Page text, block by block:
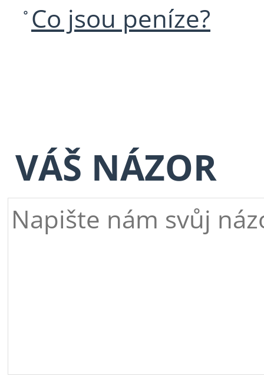
Co jsou peníze?
VÁŠ NÁZOR